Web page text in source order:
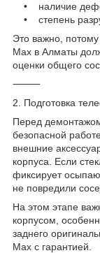
• наличие
• степень
Это важно,
Max в Алматы
оценки общего
⸻
2. Подготовка
Перед демонтажом
безопасной
внешние
корпуса. Если
фиксирует
не повредили
На этом этапе
корпусом,
заднего
Max с гарантией.